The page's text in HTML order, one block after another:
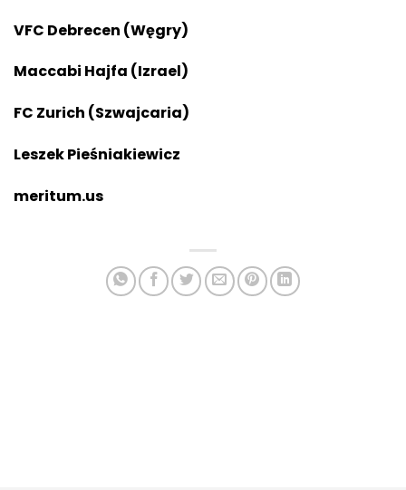
VFC Debrecen (Węgry)
Maccabi Hajfa (Izrael)
FC Zurich (Szwajcaria)
Leszek Pieśniakiewicz
meritum.us